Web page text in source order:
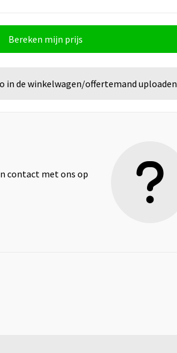
Bereken mijn prijs
in de winkelwagen/offertemand uploaden
contact met ons op